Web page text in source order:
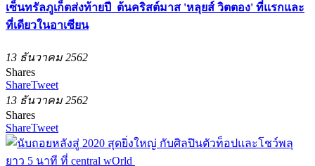
เซ็นทรัลภูเก็ตส่งท้ายปี ต้นคริสต์มาส 'หลุยส์ วิตตอง' ที่แรกและ
ที่เดียวในอาเซียน
13 ธันวาคม 2562
Shares
ShareTweet
13 ธันวาคม 2562
Shares
ShareTweet